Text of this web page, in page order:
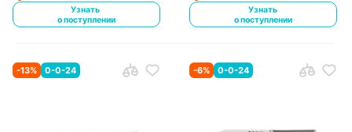
Узнать
о поступлении
Узнать
о поступлении
-13% 0-0-24 -6% 0-0-24